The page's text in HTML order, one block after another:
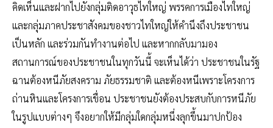
คิดเห็นและฝากไปยังกลุ่มติดอาวุธไทใหญ่ พรรคการเมืองไทใหญ่
และกลุ่มภาคประชาสังคมของชาวไทใหญ่ให้คำนึงถึงประชาชน
เป็นหลัก และร่วมกันทำงานต่อไป และหากกลับมามอง
สถานการณ์ของประชาชนในทุกวันนี้ จะเห็นได้ว่า ประชาชนในรัฐ
ฉานต้องหนีภัยสงคราม ภัยธรรมชาติ และต้องหนีเพราะโครงการ
ถ่านหินและโครงการเขื่อน ประชาชนยังต้องประสบกับการหนีภัย
ในรูปแบบต่างๆ จึงอยากให้มีกลุ่มใดกลุ่มหนึ่งลุกขึ้นมาปกป้อง